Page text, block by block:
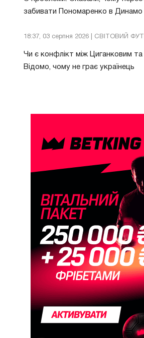
забивати Пономаренко в Динамо
18:37, 03 серпня 2026 | СВІТОВИЙ
Чи є конфлікт між Циганковим
Відомо, чому не грає українець